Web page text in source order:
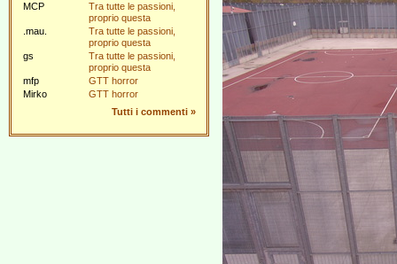
MCP
Tra tutte le passioni,
proprio questa
.mau.
Tra tutte le passioni,
proprio questa
gs
Tra tutte le passioni,
proprio questa
mfp
GTT horror
Mirko
GTT horror
Tutti i commenti »